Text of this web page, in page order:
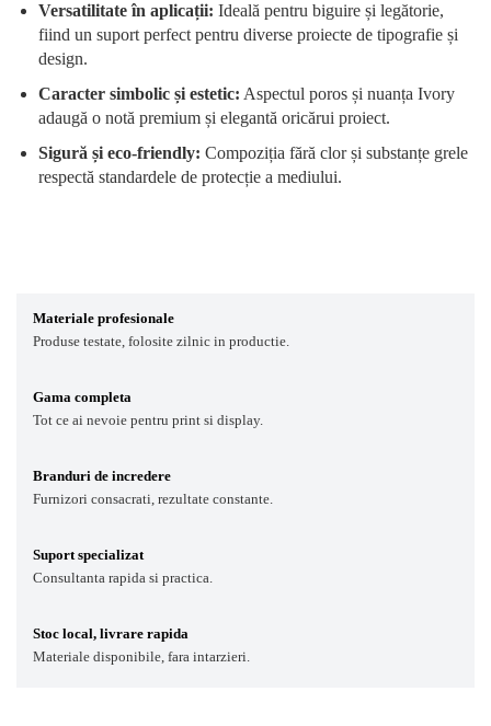
Versatilitate în aplicații: Ideală pentru biguire și legătorie,
fiind un suport perfect pentru diverse proiecte de tipografie și
design.
Caracter simbolic și estetic: Aspectul poros și nuanța Ivory
adaugă o notă premium și elegantă oricărui proiect.
Sigură și eco-friendly: Compoziția fără clor și substanțe grele
respectă standardele de protecție a mediului.
Materiale profesionale
Produse testate, folosite zilnic in productie.
Gama completa
Tot ce ai nevoie pentru print si display.
Branduri de incredere
Furnizori consacrati, rezultate constante.
Suport specializat
Consultanta rapida si practica.
Stoc local, livrare rapida
Materiale disponibile, fara intarzieri.